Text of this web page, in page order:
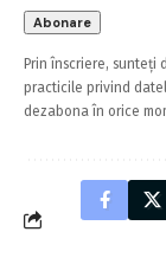
Prin înscriere, sunteți
practicile privind
dezabona în orice